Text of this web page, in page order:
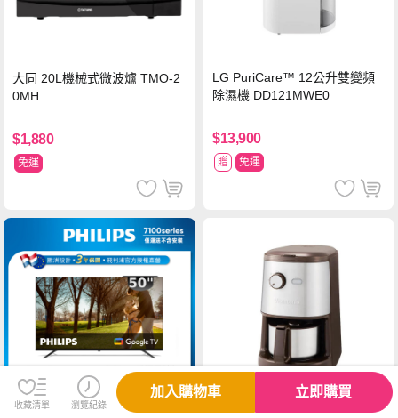
大同 20L機械式微波爐 TMO-2
0MH
$1,880
免運
LG PuriCare™ 12公升雙變頻
除濕機 DD121MWE0
$13,900
贈 免運
收藏清單 瀏覽紀錄
加入購物車 立即購買